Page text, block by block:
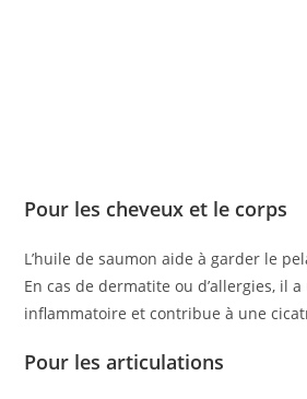
Pour les cheveux et le corps
L’huile de saumon aide à garder le
En cas de dermatite ou d’allergies, il
inflammatoire et contribue à une
Pour les articulations